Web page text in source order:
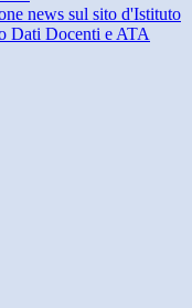
news sul sito d'Istituto
Dati Docenti e ATA